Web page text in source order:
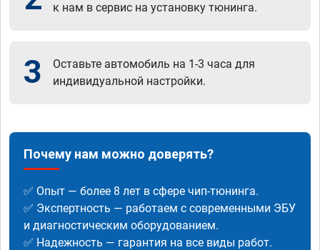
к нам в сервис на установку тюнинга.
3
Оставьте автомобиль на 1-3 часа для
индивидуальной настройки.
Почему нам можно доверять?
✅ Опыт — более 8 лет в сфере чип-тюнинга.
✅ Экспертность — работаем с современными ЭБУ
и диагностическим оборудованием.
✅ Надежность — гарантия на все виды работ.